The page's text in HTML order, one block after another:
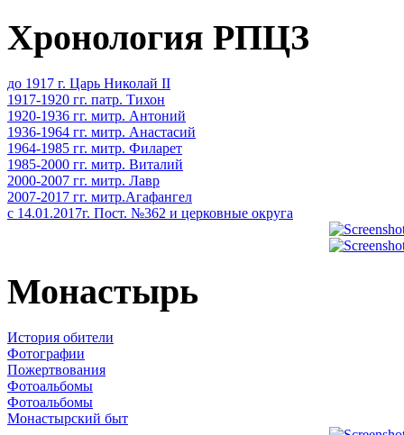
Хронология РПЦЗ
до 1917 г. Царь Николай II
1917-1920 гг. патр. Тихон
1920-1936 гг. митр. Антоний
1936-1964 гг. митр. Анастасий
1964-1985 гг. митр. Филарет
1985-2000 гг. митр. Виталий
2000-2007 гг. митр. Лавр
2007-2017 гг. митр.Агафангел
с 14.01.2017г. Пост. №362 и церковные округа
Монастырь
История обители
Фотографии
Пожертвования
Фотоальбомы
Фотоальбомы
Монастырский быт